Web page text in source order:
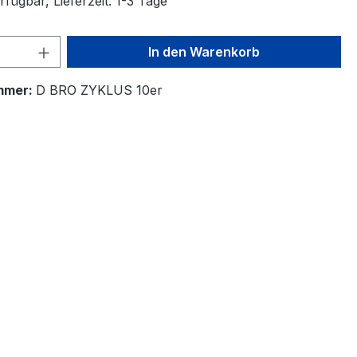
Anzahl: Gib den gewünschten Wert
In den Warenkorb
D BRO ZYKLUS 10er